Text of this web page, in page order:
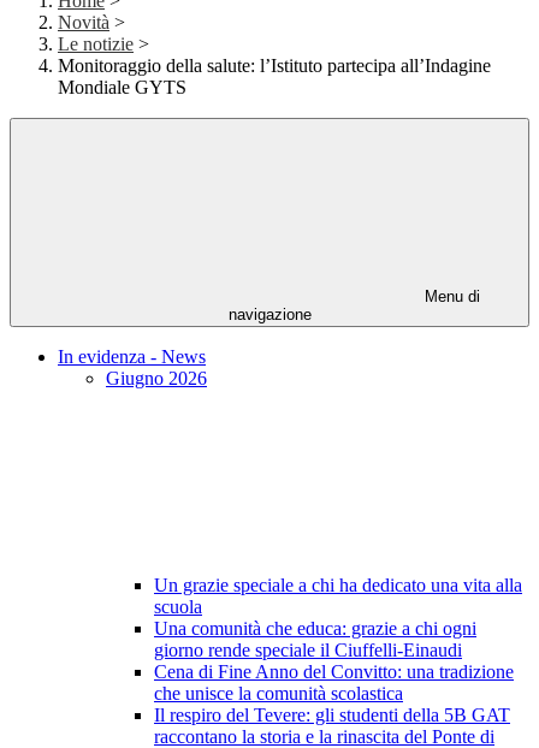
Novità >
Le notizie >
Monitoraggio della salute: l’Istituto partecipa all’Indagine
Mondiale GYTS
Menu di
navigazione
In evidenza - News
Giugno 2026
Un grazie speciale a chi ha dedicato una vita alla
scuola
Una comunità che educa: grazie a chi ogni
giorno rende speciale il Ciuffelli-Einaudi
Cena di Fine Anno del Convitto: una tradizione
che unisce la comunità scolastica
Il respiro del Tevere: gli studenti della 5B GAT
raccontano la storia e la rinascita del Ponte di